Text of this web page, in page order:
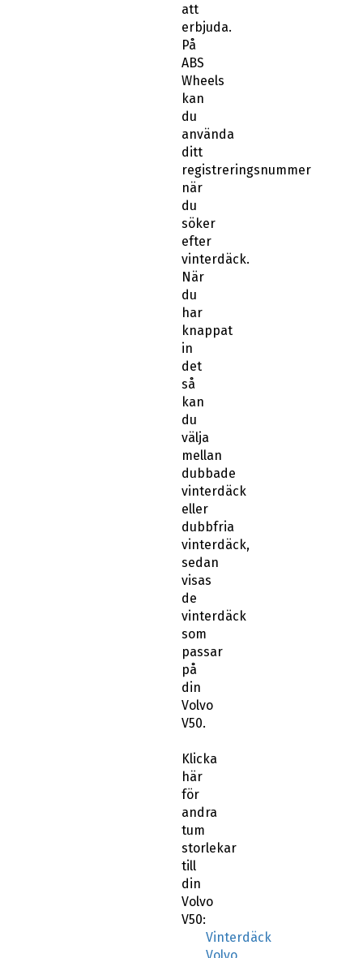
att
erbjuda.
På
ABS
Wheels
kan
du
använda
ditt
registreringsnummer
när
du
söker
efter
vinterdäck.
När
du
har
knappat
in
det
så
kan
du
välja
mellan
dubbade
vinterdäck
eller
dubbfria
vinterdäck,
sedan
visas
de
vinterdäck
som
passar
på
din
Volvo
V50.
Klicka
här
för
andra
tum
storlekar
till
din
Volvo
V50:
Vinterdäck
Volvo